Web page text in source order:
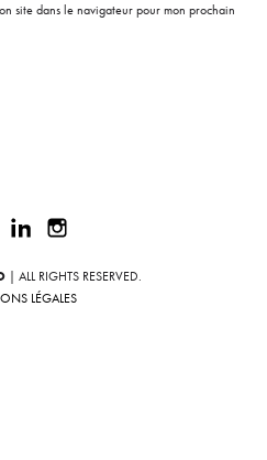
site dans le navigateur pour mon prochain
| ALL RIGHTS RESERVED.
LÉGALES